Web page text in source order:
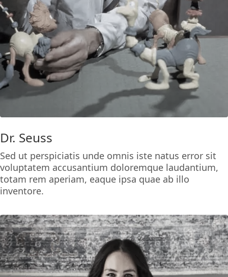
Dr. Seuss
Sed ut perspiciatis unde omnis iste natus error sit
voluptatem accusantium doloremque laudantium,
totam rem aperiam, eaque ipsa quae ab illo
inventore.